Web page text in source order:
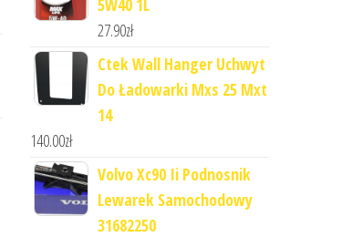
5W40 1L
27.90zł
Ctek Wall Hanger Uchwyt
Do Ładowarki Mxs 25 Mxt
14
140.00zł
Volvo Xc90 Ii Podnosnik
Lewarek Samochodowy
31682250